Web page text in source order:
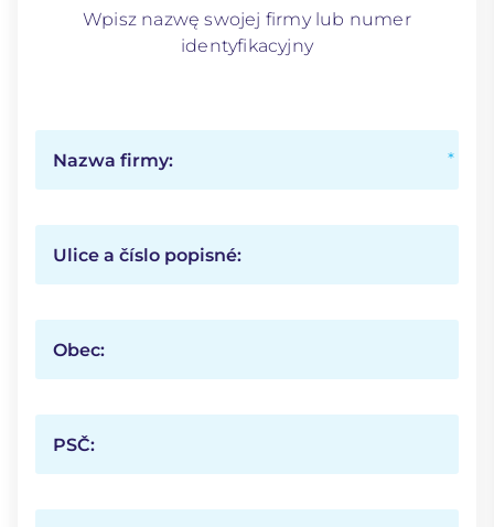
Wpisz nazwę swojej firmy lub numer
identyfikacyjny
Nazwa firmy:
Ulice a číslo popisné:
Obec:
PSČ: